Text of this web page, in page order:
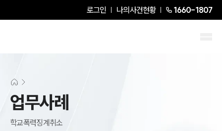
로그인 나의사건현황 1660-1807
업무사례
학교폭력징계취소